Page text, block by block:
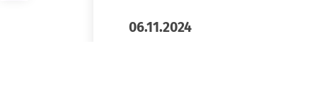
06.11.2024